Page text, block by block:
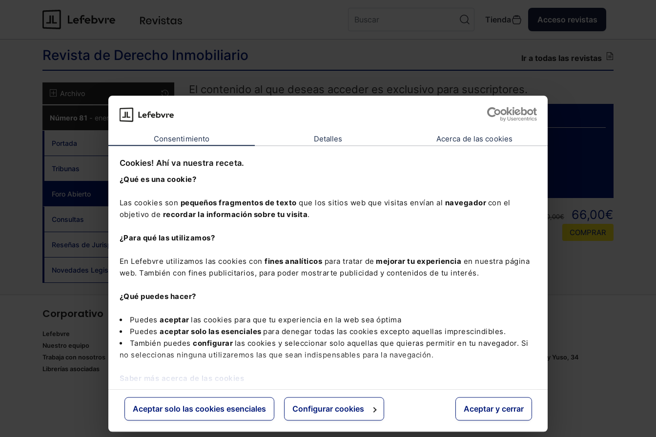
Consentimiento Detalles Acerca de las cookies
Cookies! Ahí va nuestra receta.
¿Qué es una cookie?
Las cookies son pequeños fragmentos de texto que los sitios web que visitas envían al navegador con el
objetivo de recordar la información sobre tu visita.
¿Para qué las utilizamos?
En Lefebvre utilizamos las cookies con fines analíticos para tratar de mejorar tu experiencia en nuestra página
web. También con fines publicitarios, para poder mostrarte publicidad y contenidos de tu interés.
¿Qué puedes hacer?
Puedes aceptar las cookies para que tu experiencia en la web sea óptima
Puedes aceptar solo las esenciales para denegar todas las cookies excepto aquellas imprescindibles.
También puedes configurar las cookies y seleccionar solo aquellas que quieras permitir en tu navegador. Si
no seleccionas ninguna utilizaremos las que sean indispensables para la navegación.
Saber más acerca de las cookies
Aceptar solo las cookies esenciales Configurar cookies Aceptar y cerrar
Tienda Acceso revistas
Revista de Derecho Inmobiliario Ir a todas las revistas
Archivo
Número 81 - enero 2020
Portada
Tribunas
Foro Abierto
Consultas
Reseñas de Jurisprudencia
Novedades Legislativas
El contenido al que deseas acceder es exclusivo para suscriptores.
Si todavía no te has suscrito, no pierdas está oportunidad y
110,00€ 66,00€
COMPRAR
Corporativo
Lefebvre
Nuestro equipo
Trabaja con nosotros
Librerías asociadas
Productos
Mementos
Formularios Jurídicos
Manuales de Derecho
Mementos Expertos
Códigos Comentados
Grupo Lefebvre
ELS
El Derecho
Espacio Asesoría
Tel.: 91 210 80 00
Mándanos unemail
Monasterios de Suso y Yuso, 34